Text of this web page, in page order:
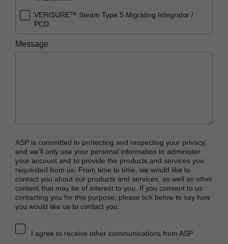
VERISURE™ Steam Type 5 Migrating Integrator /
PCD
VERISURE™ Type 5 Ink Integrator
Message
ASP is committed to protecting and respecting your privacy,
and we’ll only use your personal information to administer
your account and to provide the products and services you
requested from us. From time to time, we would like to
contact you about our products and services, as well as other
content that may be of interest to you. If you consent to us
contacting you for this purpose, please tick below to say how
you would like us to contact you:
I agree to receive other communications from ASP